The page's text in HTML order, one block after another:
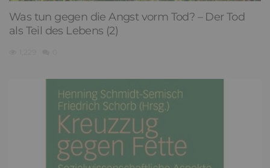
Was tun gegen die Angst vorm Tod? – Der Tod
als Teil des Lebens (2)